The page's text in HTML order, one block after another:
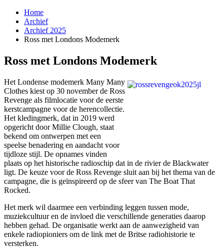
Home
Archief
Archief 2025
Ross met Londons Modemerk
Ross met Londons Modemerk
Het Londense modemerk Many Many
Clothes kiest op 30 november de Ross
Revenge als filmlocatie voor de eerste
kerstcampagne voor de herencollectie.
Het kledingmerk, dat in 2019 werd
opgericht door Millie Clough, staat
bekend om ontwerpen met een
speelse benadering en aandacht voor
tijdloze stijl. De opnames vinden
plaats op het historische radioschip dat in de rivier de Blackwater
ligt. De keuze voor de Ross Revenge sluit aan bij het thema van de
campagne, die is geïnspireerd op de sfeer van The Boat That
Rocked.
Het merk wil daarmee een verbinding leggen tussen mode,
muziekcultuur en de invloed die verschillende generaties daarop
hebben gehad. De organisatie werkt aan de aanwezigheid van
enkele radiopioniers om de link met de Britse radiohistorie te
versterken.